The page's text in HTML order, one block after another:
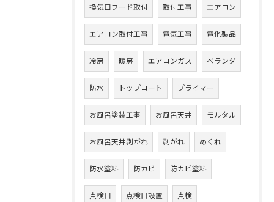
換気口フード取付 取付工事 エアコン
エアコン取付工事 電気工事 電化製品
冷房 暖房 エアコンガス ベランダ
防水 トップコート プライマー
お風呂塗装工事 お風呂天井 モルタル
お風呂天井剥がれ 剥がれ めくれ
防水塗料 防カビ 防カビ塗料
点検口 点検口設置 点検